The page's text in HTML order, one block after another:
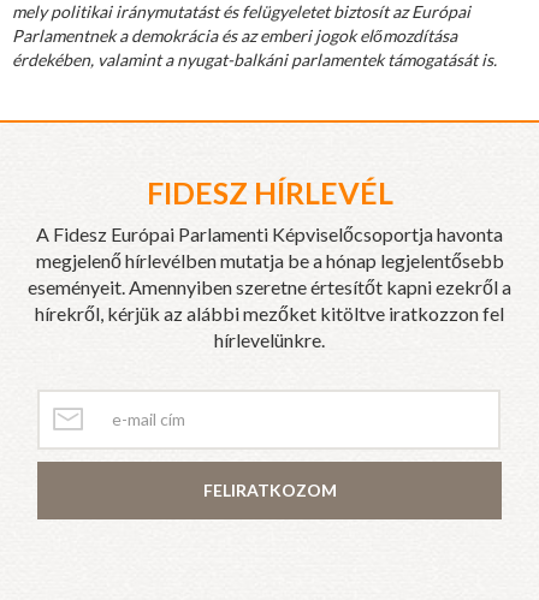
mely politikai iránymutatást és felügyeletet biztosít az Európai
Parlamentnek a demokrácia és az emberi jogok előmozdítása
érdekében, valamint a nyugat-balkáni parlamentek támogatását is.
FIDESZ HÍRLEVÉL
A Fidesz Európai Parlamenti Képviselőcsoportja havonta
megjelenő hírlevélben mutatja be a hónap legjelentősebb
eseményeit. Amennyiben szeretne értesítőt kapni ezekről a
hírekről, kérjük az alábbi mezőket kitöltve iratkozzon fel
hírlevelünkre.
FELIRATKOZOM